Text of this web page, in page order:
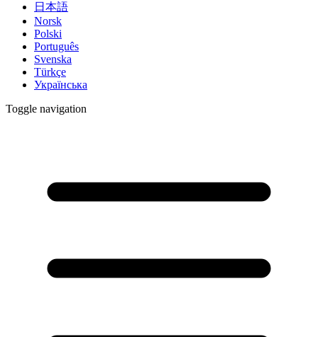
日本語
Norsk
Polski
Português
Svenska
Türkçe
Українська
Toggle navigation